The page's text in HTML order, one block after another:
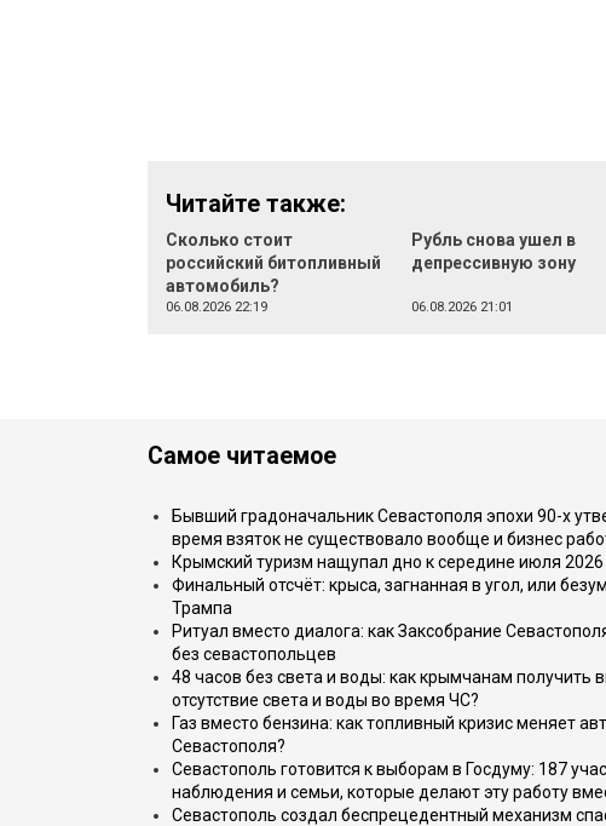
Читайте также:
Сколько стоит
российский битопливный
автомобиль?
06.08.2026 22:19
Рубль снова ушел в
депрессивную зону
06.08.2026 21:01
Самое читаемое
Бывший градоначальник Севастополя эпохи 90-х
время взяток не существовало вообще и бизнес
Крымский туризм нащупал дно к середине июля 2026
Финальный отсчёт: крыса, загнанная в угол, или
Трампа
Ритуал вместо диалога: как Заксобрание
без севастопольцев
48 часов без света и воды: как крымчанам получить
отсутствие света и воды во время ЧС?
Газ вместо бензина: как топливный кризис меняет
Севастополя?
Севастополь готовится к выборам в Госдуму: 187
наблюдения и семьи, которые делают эту работу
Севастополь создал беспрецедентный механизм